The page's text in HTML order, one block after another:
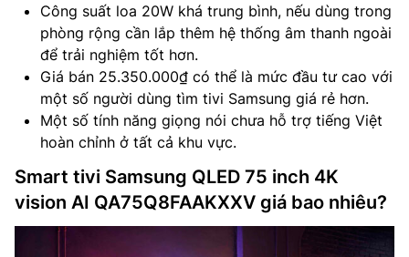
Công suất loa 20W khá trung bình, nếu dùng trong
phòng rộng cần lắp thêm hệ thống âm thanh ngoài
để trải nghiệm tốt hơn.
Giá bán 25.350.000₫ có thể là mức đầu tư cao với
một số người dùng tìm tivi Samsung giá rẻ hơn.
Một số tính năng giọng nói chưa hỗ trợ tiếng Việt
hoàn chỉnh ở tất cả khu vực.
Smart tivi Samsung QLED 75 inch 4K
vision AI QA75Q8FAAKXXV giá bao nhiêu?